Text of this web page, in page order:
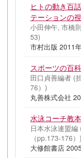
ヒトの動き百
テーションの
小田伸午, 市橋
53)
市村出版 2011
スポーツの百
田口貞善編者 (
76）)
丸善株式会社
水泳コーチ教
日本水泳連盟
（pp.173-176）)
大修館書店